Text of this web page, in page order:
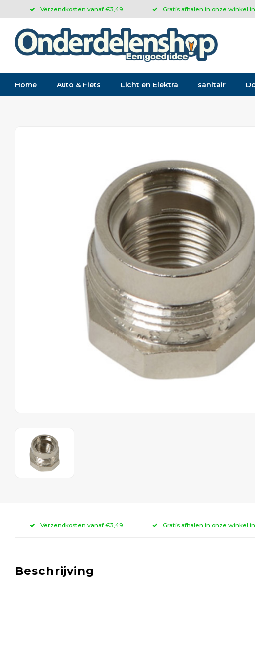
Verzendkosten vanaf €3,49 Gratis afhalen in onze winkel
Home Auto & Fiets Licht en Elektra sanitair
Verzendkosten vanaf €3,49 Gratis afhalen in onze winkel
Beschrijving